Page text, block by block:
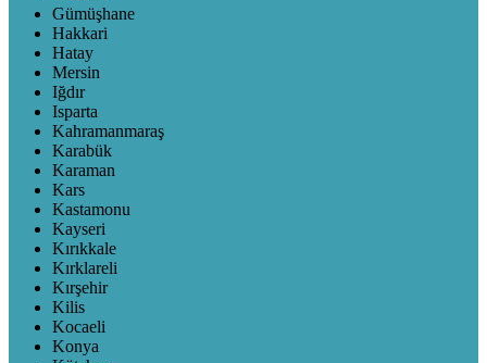
Gümüşhane
Hakkari
Hatay
Mersin
Iğdır
Isparta
Kahramanmaraş
Karabük
Karaman
Kars
Kastamonu
Kayseri
Kırıkkale
Kırklareli
Kırşehir
Kilis
Kocaeli
Konya